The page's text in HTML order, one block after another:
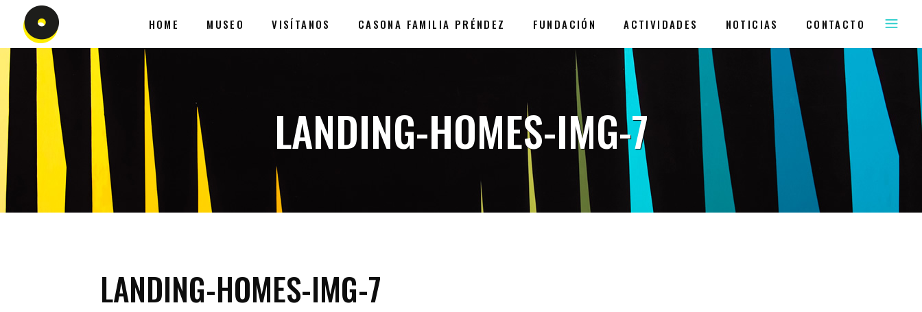
HOME MUSEO VISÍTANOS CASONA FAMILIA PRÉNDEZ FUNDACIÓN ACTIVIDADES NOTICIAS CONTACTO
LANDING-HOMES-IMG-7
LANDING-HOMES-IMG-7